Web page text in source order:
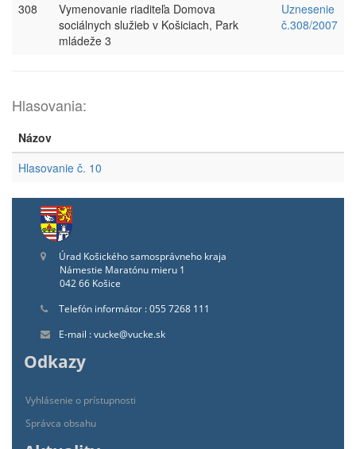
308
Vymenovanie riaditeľa Domova
sociálnych služieb v Košiciach, Park
mládeže 3
Uznesenie
č.308/2007
Hlasovania:
Názov
Hlasovanie č. 10
Úrad Košického samosprávneho kraja
Námestie Maratónu mieru 1
042 66 Košice
Telefón informátor : 055 7268 111
E-mail : vucke@vucke.sk
Odkazy
Vyhlásenie o prístupnosti
Správca obsahu